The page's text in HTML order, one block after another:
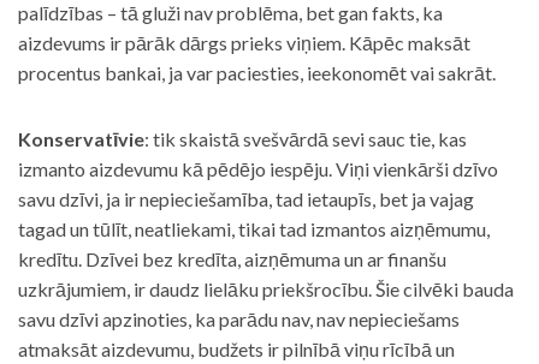
palīdzības – tā gluži nav problēma, bet gan fakts, ka
aizdevums ir pārāk dārgs prieks viņiem. Kāpēc maksāt
procentus bankai, ja var paciesties, ieekonomēt vai sakrāt.
Konservatīvie: tik skaistā svešvārdā sevi sauc tie, kas
izmanto aizdevumu kā pēdējo iespēju. Viņi vienkārši dzīvo
savu dzīvi, ja ir nepieciešamība, tad ietaupīs, bet ja vajag
tagad un tūlīt, neatliekami, tikai tad izmantos aizņēmumu,
kredītu. Dzīvei bez kredīta, aizņēmuma un ar finanšu
uzkrājumiem, ir daudz lielāku priekšrocību. Šie cilvēki bauda
savu dzīvi apzinoties, ka parādu nav, nav nepieciešams
atmaksāt aizdevumu, budžets ir pilnībā viņu rīcībā un